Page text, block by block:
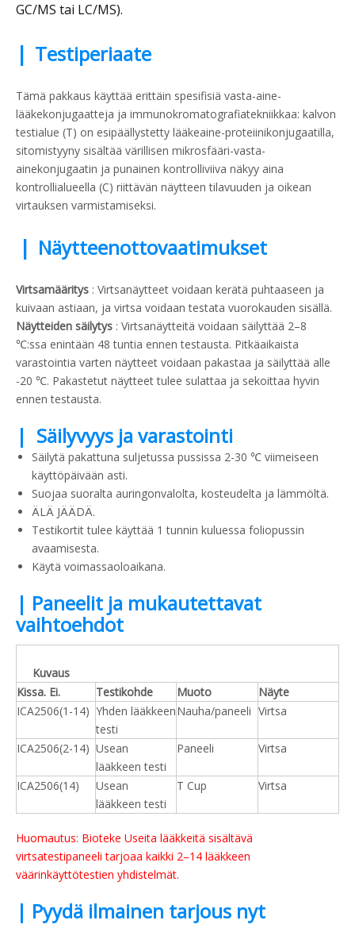
GC/MS tai LC/MS).
| Testiperiaate
Tämä pakkaus käyttää erittäin spesifisiä vasta-aine-
lääkekonjugaatteja ja immunokromatografiatekniikkaa: kalvon
testialue (T) on esipäällystetty lääkeaine-proteiinikonjugaatilla,
sitomistyyny sisältää värillisen mikrosfääri-vasta-
ainekonjugaatin ja punainen kontrolliviiva näkyy aina
kontrollialueella (C) riittävän näytteen tilavuuden ja oikean
virtauksen varmistamiseksi.
| Näytteenottovaatimukset
Virtsamääritys : Virtsanäytteet voidaan kerätä puhtaaseen ja
kuivaan astiaan, ja virtsa voidaan testata vuorokauden sisällä.
Näytteiden säilytys : Virtsanäytteitä voidaan säilyttää 2–8
℃:ssa enintään 48 tuntia ennen testausta. Pitkäaikaista
varastointia varten näytteet voidaan pakastaa ja säilyttää alle
-20 ℃. Pakastetut näytteet tulee sulattaa ja sekoittaa hyvin
ennen testausta.
| Säilyvyys ja varastointi
Säilytä pakattuna suljetussa pussissa 2-30 ℃ viimeiseen
käyttöpäivään asti.
Suojaa suoralta auringonvalolta, kosteudelta ja lämmöltä.
ÄLÄ JÄÄDÄ.
Testikortit tulee käyttää 1 tunnin kuluessa foliopussin
avaamisesta.
Käytä voimassaoloaikana.
| Paneelit ja mukautettavat
vaihtoehdot
Kuvaus
Kissa. Ei.
Testikohde Muoto
Näyte
ICA2506(1-14) Yhden lääkkeen
testi
Nauha/paneeli Virtsa
ICA2506(2-14) Usean
lääkkeen testi
Paneeli Virtsa
ICA2506(14)
Usean
lääkkeen testi
T Cup Virtsa
Huomautus: Bioteke Useita lääkkeitä sisältävä
virtsatestipaneeli tarjoaa kaikki 2–14 lääkkeen
väärinkäyttötestien yhdistelmät.
| Pyydä ilmainen tarjous nyt